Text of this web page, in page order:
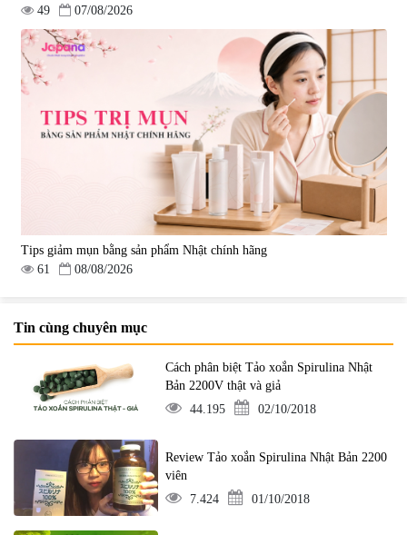
49
07/08/2026
Tips giảm mụn bằng sản phẩm Nhật chính hãng
61
08/08/2026
Tin cùng chuyên mục
Cách phân biệt Tảo xoắn Spirulina Nhật
Bản 2200V thật và giả
44.195
02/10/2018
Review Tảo xoắn Spirulina Nhật Bản 2200
viên
7.424
01/10/2018